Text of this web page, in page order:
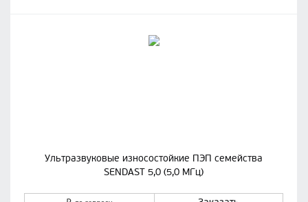
Ультразвуковые износостойкие ПЭП семейства
SENDAST 5,0 (5,0 МГц)